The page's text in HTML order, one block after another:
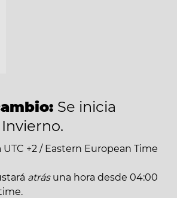
Se inicia
+2 / Eastern European Time
atrásuna hora desde 04:00